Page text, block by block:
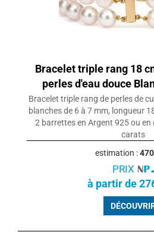
Bracelet triple rang 18
perles d'eau douce
Bracelet triple rang de perles de
blanches de 6 à 7 mm, longueur
2 barrettes en Argent 925 ou en
carats
estimation :
PRIX
à partir de